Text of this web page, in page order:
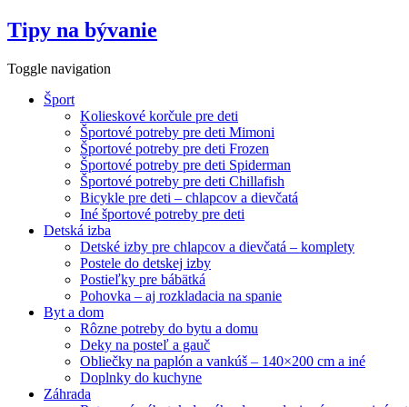
Tipy na bývanie
Toggle navigation
Šport
Kolieskové korčule pre deti
Športové potreby pre deti Mimoni
Športové potreby pre deti Frozen
Športové potreby pre deti Spiderman
Športové potreby pre deti Chillafish
Bicykle pre deti – chlapcov a dievčatá
Iné športové potreby pre deti
Detská izba
Detské izby pre chlapcov a dievčatá – komplety
Postele do detskej izby
Postieľky pre bábätká
Pohovka – aj rozkladacia na spanie
Byt a dom
Rôzne potreby do bytu a domu
Deky na posteľ a gauč
Obliečky na paplón a vankúš – 140×200 cm a iné
Doplnky do kuchyne
Záhrada